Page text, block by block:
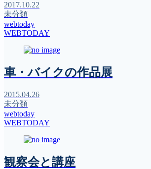
2017.10.22
未分類
webtoday
WEBTODAY
車・バイクの作品展
2015.04.26
未分類
webtoday
WEBTODAY
観察会と講座